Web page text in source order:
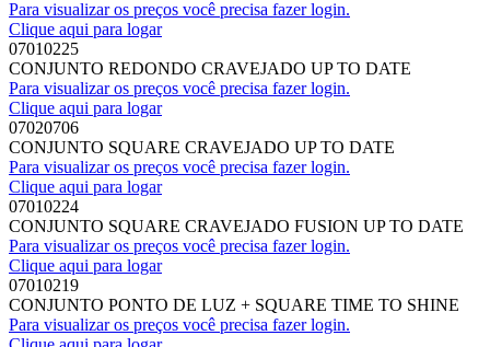
Para visualizar os preços você precisa fazer login.
Clique aqui para logar
07010225
CONJUNTO REDONDO CRAVEJADO UP TO DATE
Para visualizar os preços você precisa fazer login.
Clique aqui para logar
07020706
CONJUNTO SQUARE CRAVEJADO UP TO DATE
Para visualizar os preços você precisa fazer login.
Clique aqui para logar
07010224
CONJUNTO SQUARE CRAVEJADO FUSION UP TO DATE
Para visualizar os preços você precisa fazer login.
Clique aqui para logar
07010219
CONJUNTO PONTO DE LUZ + SQUARE TIME TO SHINE
Para visualizar os preços você precisa fazer login.